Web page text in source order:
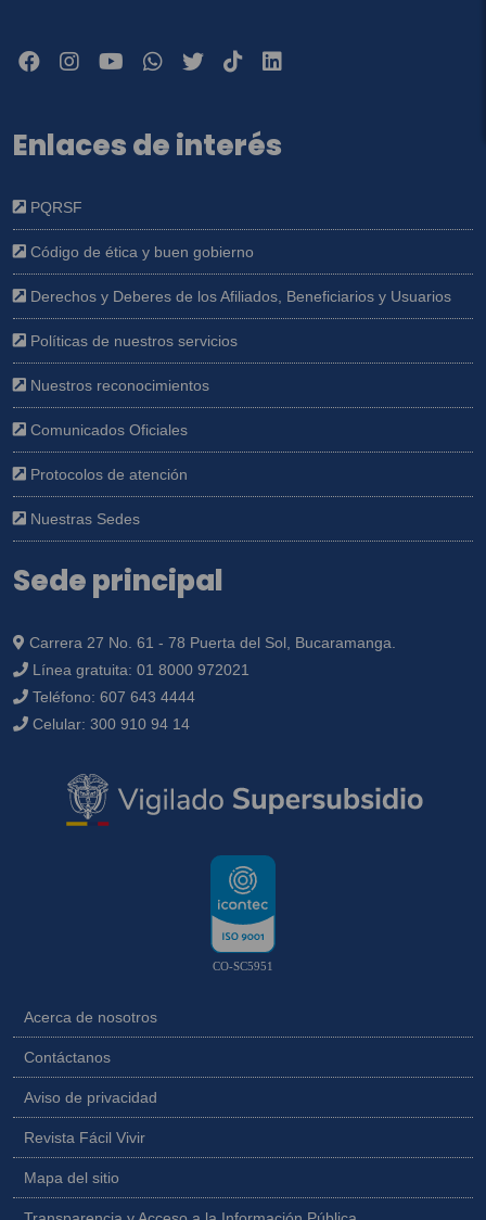
Enlaces de interés
PQRSF
Código de ética y buen gobierno
Derechos y Deberes de los Afiliados, Beneficiarios y Usuarios
Políticas de nuestros servicios
Nuestros reconocimientos
Comunicados Oficiales
Protocolos de atención
Nuestras Sedes
Sede principal
Carrera 27 No. 61 - 78 Puerta del Sol, Bucaramanga.
Línea gratuita: 01 8000 972021
Teléfono: 607 643 4444
Celular: 300 910 94 14
CO-SC5951
Acerca de nosotros
Contáctanos
Aviso de privacidad
Revista Fácil Vivir
Mapa del sitio